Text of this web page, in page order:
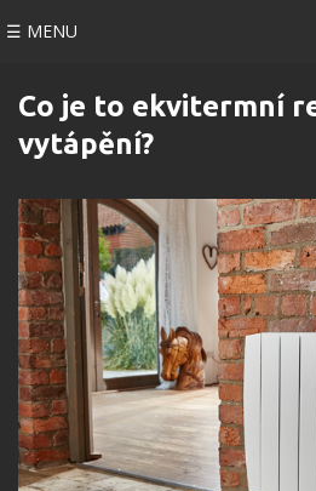
☰ MENU
Co je to ekvitermní
vytápění?